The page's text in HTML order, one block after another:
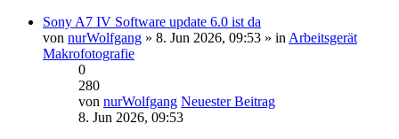
Sony A7 IV Software update 6.0 ist da
von nurWolfgang » 8. Jun 2026, 09:53 » in Arbeitsgerät
Makrofotografie
0
280
von nurWolfgang Neuester Beitrag
8. Jun 2026, 09:53